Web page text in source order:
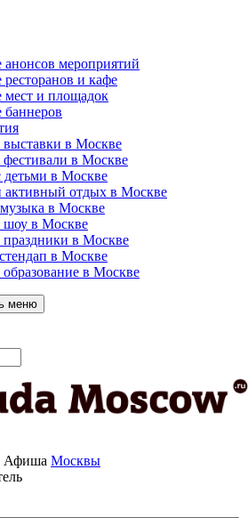
анонсов мероприятий
и кафе
мест и площадок
баннеров
выставки в Москве
фестивали в Москве
детьми в Москве
активный отдых в Москве
в Москве
шоу в Москве
праздники в Москве
в Москве
в Москве
меню
Афиша Москвы